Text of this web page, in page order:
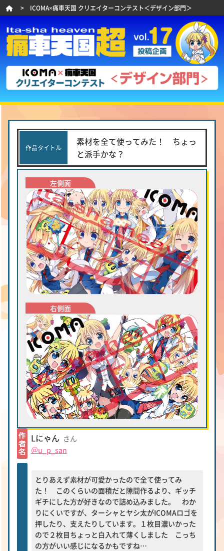
> ICOMA×痛車天国 クリエイターコンテスト＜デザイン部門＞
作品タイトル
素材を全て使ってみた！ ちょっ
と派手かな？
Lにゃん さん
＠u_p_san
とりあえず素材が可愛かったので全て使ってみ
た！ このくらいの面積だと隙間作るより、ギッチ
ギチにした方が好きなので詰め込みました。 わか
りにくいですが、ターシャとヤシ太がICOMAロゴを
押したり、支えたりしています。１枚目濃いかった
ので２枚目ちょっと白入れて薄くしました こっち
の方がいい感じになるかもですね…